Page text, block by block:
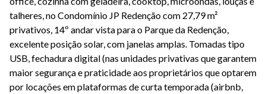
talheres, no Condomínio JP Redenção com 27,79 m²
privativos, 14º andar vista para o Parque da Redenção,
excelente posição solar, com janelas amplas. Tomadas tipo
USB, fechadura digital (nas unidades privativas que garantem
maior segurança e praticidade aos proprietários que optarem
por locações em plataformas de curta temporada (airbnb,